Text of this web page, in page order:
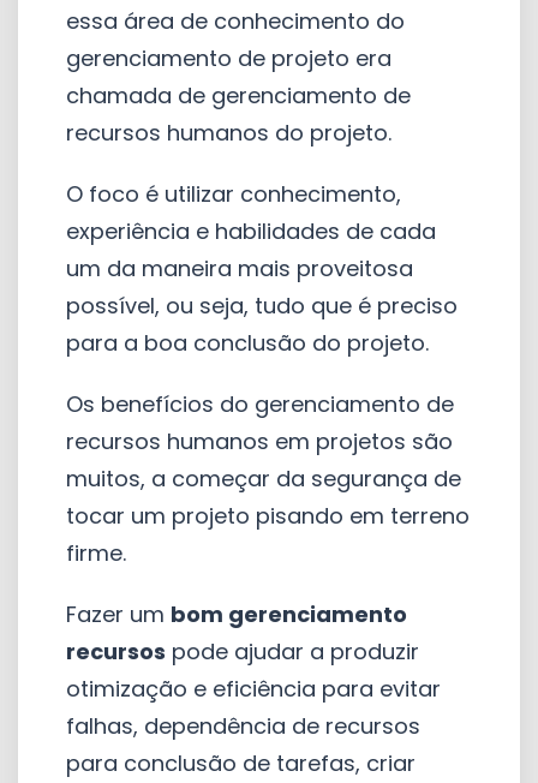
essa área de conhecimento do
gerenciamento de projeto era
chamada de gerenciamento de
recursos humanos do projeto.
O foco é utilizar conhecimento,
experiência e habilidades de cada
um da maneira mais proveitosa
possível, ou seja, tudo que é preciso
para a boa conclusão do projeto.
Os benefícios do gerenciamento de
recursos humanos em projetos são
muitos, a começar da segurança de
tocar um projeto pisando em terreno
firme.
Fazer um bom gerenciamento
recursos pode ajudar a produzir
otimização e eficiência para evitar
falhas, dependência de recursos
para conclusão de tarefas, criar